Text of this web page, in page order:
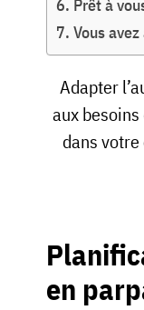
Prêt à
Vous
Adapter
aux
dans
en